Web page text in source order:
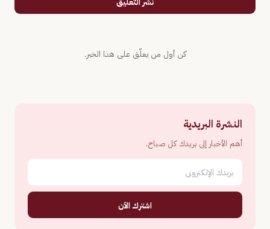
كن أول من يعلّق على هذا الخبر.
النشرة البريدية
أهم الأخبار إلى بريدك كل صباح.
اشترك الآن